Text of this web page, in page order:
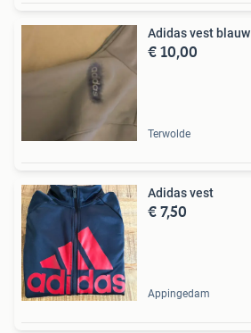
Adidas vest blauw
€ 10,00
Terwolde
Adidas vest
€ 7,50
Appingedam